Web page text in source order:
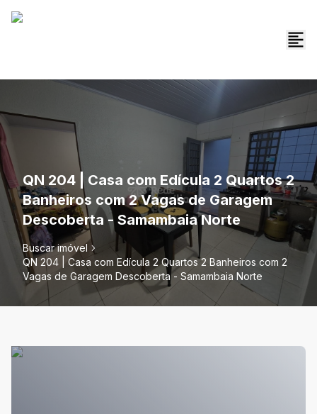
QN 204 | Casa com Edícula 2 Quartos 2
Banheiros com 2 Vagas de Garagem
Descoberta - Samambaia Norte
Buscar imóvel
QN 204 | Casa com Edícula 2 Quartos 2 Banheiros com 2
Vagas de Garagem Descoberta - Samambaia Norte